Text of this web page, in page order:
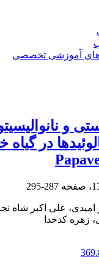
آموزشی تخصصی
و
287-295
امیدی، علی اکبر شاه
زهره کدخدا